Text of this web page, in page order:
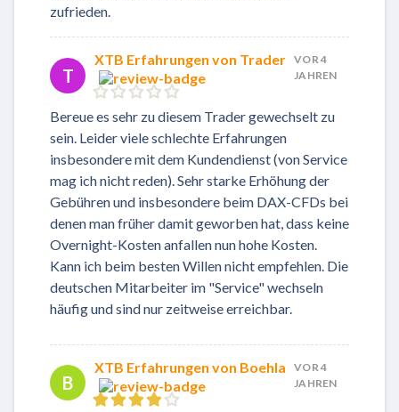
zufrieden.
T
XTB Erfahrungen von Trader
VOR 4
JAHREN
Bereue es sehr zu diesem Trader gewechselt zu
sein. Leider viele schlechte Erfahrungen
insbesondere mit dem Kundendienst (von Service
mag ich nicht reden). Sehr starke Erhöhung der
Gebühren und insbesondere beim DAX-CFDs bei
denen man früher damit geworben hat, dass keine
Overnight-Kosten anfallen nun hohe Kosten.
Kann ich beim besten Willen nicht empfehlen. Die
deutschen Mitarbeiter im "Service" wechseln
häufig und sind nur zeitweise erreichbar.
B
XTB Erfahrungen von Boehla
VOR 4
JAHREN